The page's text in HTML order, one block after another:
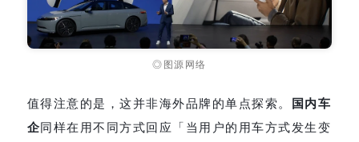
◎图源网络
值得注意的是，这并非海外品牌的单点探索。
国内车
企同样在用不同方式回应「当用户的用车方式发生变